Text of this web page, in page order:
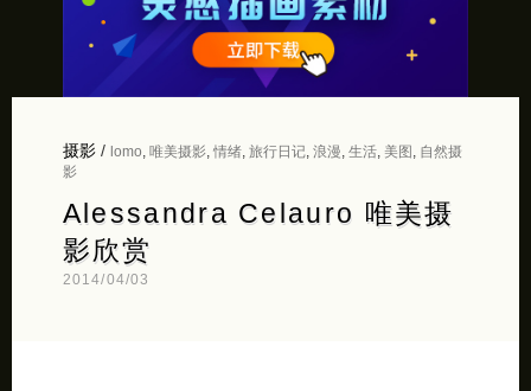
摄影/ lomo 唯美摄影, 情绪, 旅行日记, 浪漫 生活, 美图
自然摄
影
Alessandra Celauro 唯美摄
影欣赏
2014/04/03